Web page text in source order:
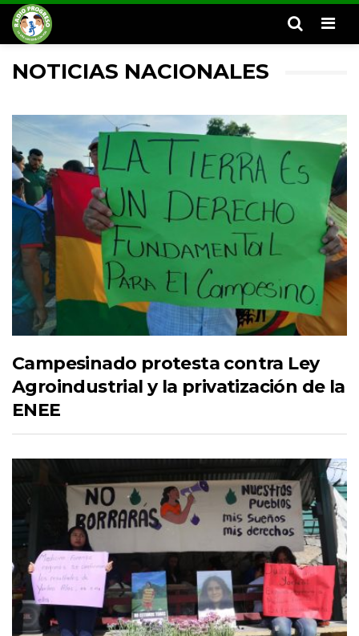
NOTICIAS NACIONALES
Campesinado protesta contra Ley
Agroindustrial y la privatización de la
ENEE